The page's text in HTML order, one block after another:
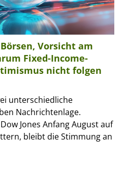
Vorsicht am
Fixed-Income-
nicht folgen
unterschiedliche
Nachrichtenlage.
Jones Anfang August auf
bleibt die Stimmung an